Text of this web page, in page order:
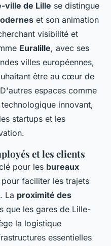
ville de Lille se distingue
et son animation
visibilité et
Euralille, avec ses
villes européennes,
être au cœur de
espaces comme
innovant,
startups et les
et les clients
pour les bureaux
faciliter les trajets
La proximité des
que les gares de Lille-
la logistique
essentielles